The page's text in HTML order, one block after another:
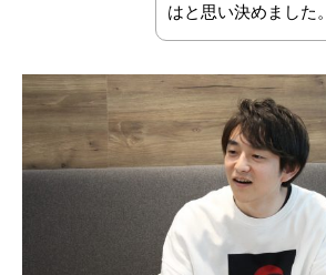
はと思い決めました。